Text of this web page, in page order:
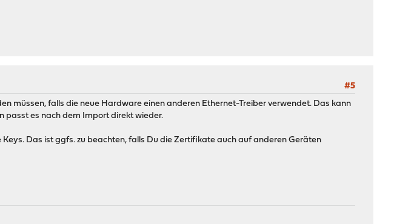
#5
müssen, falls die neue Hardware einen anderen Ethernet-Treiber verwendet. Das kann
passt es nach dem Import direkt wieder.
Das ist ggfs. zu beachten, falls Du die Zertifikate auch auf anderen Geräten